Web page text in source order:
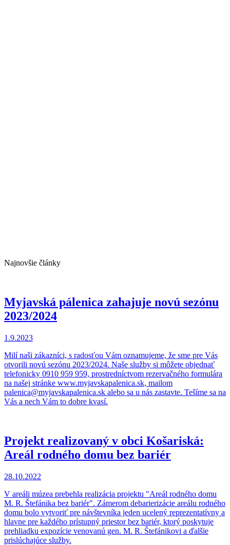
Najnovšie články
Myjavská pálenica zahajuje novú sezónu
2023/2024
1.9.2023
Milí naši zákazníci, s radosťou Vám oznamujeme, že sme pre Vás
otvorili novú sezónu 2023/2024. Naše služby si môžete objednať
telefonicky 0910 959 959, prostredníctvom rezervačného formulára
na našej stránke www.myjavskapalenica.sk, mailom
palenica@myjavskapalenica.sk alebo sa u nás zastavte. Tešíme sa na
Vás a nech Vám to dobre kvasí.
Projekt realizovaný v obci Košariská:
Areál rodného domu bez bariér
28.10.2022
V areáli múzea prebehla realizácia projektu "Areál rodného domu
M. R. Štefánika bez bariér". Zámerom debarierizácie areálu rodného
domu bolo vytvoriť pre návštevníka jeden ucelený reprezentatívny a
hlavne pre každého prístupný priestor bez bariér, ktorý poskytuje
prehliadku expozície venovanú gen. M. R. Štefánikovi a ďalšie
prislúchajúce služby.